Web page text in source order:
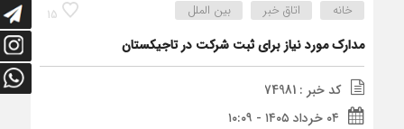
15 خانه اتاق خبر بین الملل
مدارک مورد نیاز برای ثبت شرکت در تاجیکستان
کد خبر : 74981
۰۴ خرداد ۱۴۰۵ - ۱۰:۰۹